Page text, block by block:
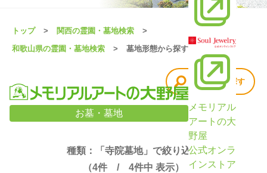
お墓・墓地
メモリアル
アートの大
野屋
公式オンラ
インストア
トップ
関西の霊園・墓地検索
和歌山県の霊園・墓地検索
墓地形態から探す
和歌山県の霊園・墓地検索結果（4件）
他の条件で探す
種類：「寺院墓地」で絞り込み
（4件 / 4件中 表示）